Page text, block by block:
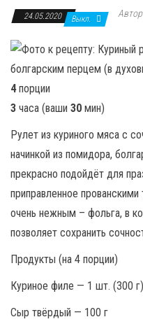
24.05.2020 Выкл. Автор
4порции
3 часа (ваши 30 мин)
Рулет из куриного мяса с
начинкой из помидора,
прекрасно подойдёт для
приправленное
очень нежным – фольга, в
позволяет сохранить
Продукты (на 4 порции)
Куриное филе — 1 шт. (300 г)
Сыр твёрдый — 100 г